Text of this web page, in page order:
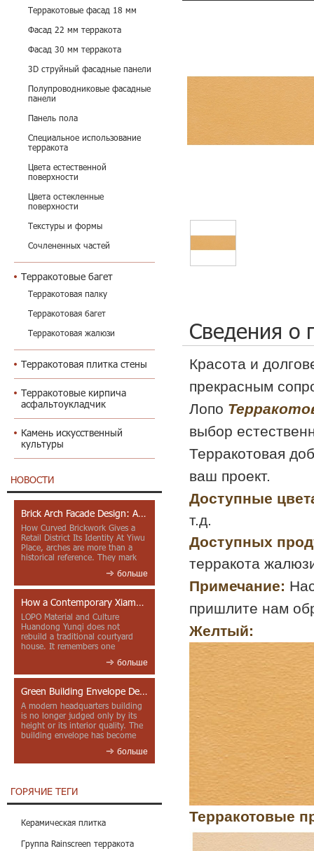
Терракотовые фасад 18 мм
Фасад 22 мм терракота
Фасад 30 мм терракота
3D струйный фасадные панели
Полупроводниковые фасадные
панели
Панель пола
Специальное использование
терракота
Цвета естественной
поверхности
Цвета остекленные
поверхности
Текстуры и формы
Сочлененных частей
Терракотовые багет
Терракотовая палку
Терракотовая багет
Терракотовая жалюзи
Терракотовая плитка стены
Терракотовые кирпича
асфальтоукладчик
Камень искусственный
культуры
НОВОСТИ
Brick Arch Facade Design: A Closer Look at Yiwu Place
How Curved Brickwork Gives a
Retail District Its Identity At Yiwu
Place, arches are more than a
historical reference. They mark
больше
How a Contemporary Xiamen Project Reframes Minnan Red Brick
LOPO Material and Culture
Huandong Yunqi does not
rebuild a traditional courtyard
house. It remembers one
больше
Green Building Envelope Design: Clay Sunscreen Fins for Modern Headquarters Architecture
A modern headquarters building
is no longer judged only by its
height or its interior quality. The
building envelope has become
больше
ГОРЯЧИЕ ТЕГИ
Керамическая плитка
Группа Rainscreen терракота
Сведения о
Красота и
прекрасным
Лопо
выбор
Терракотовая
ваш проект.
Доступные
т.д.
Доступных
терракота
Примечание:
пришлите нам
Желтый:
Терракотовые